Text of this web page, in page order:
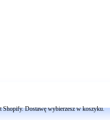
Shopify. Dostawę wybierzesz w koszyku.